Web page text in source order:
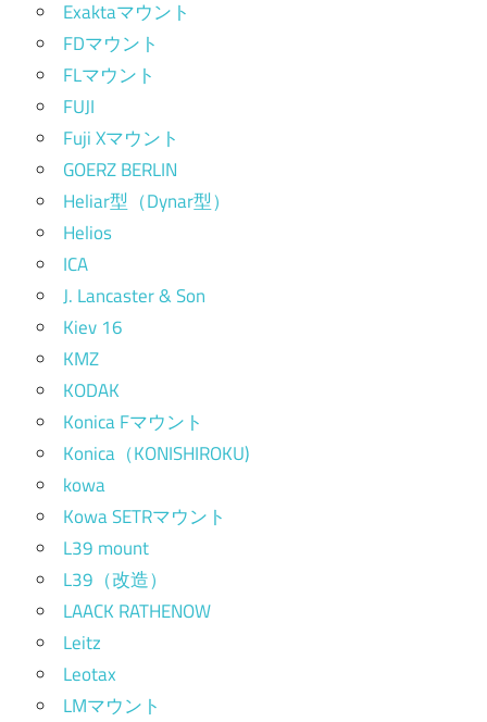
Exaktaマウント
FDマウント
FLマウント
FUJI
Fuji Xマウント
GOERZ BERLIN
Heliar型（Dynar型）
Helios
ICA
J. Lancaster & Son
Kiev 16
KMZ
KODAK
Konica Fマウント
Konica（KONISHIROKU)
kowa
Kowa SETRマウント
L39 mount
L39（改造）
LAACK RATHENOW
Leitz
Leotax
LMマウント